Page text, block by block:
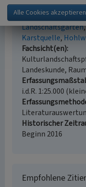
Schlagwörter
Landschaftsgarten
Karstquelle
Fachsicht(en)
Landeskunde,
i.d.R. 1:25.000
Historischer
Beginn 2016
Empfohlene